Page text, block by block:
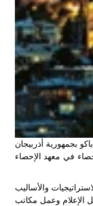
بجمهورية أذربيجان
في معهد الإحصاء
والاستراتيجيات والأساليب
الإعلام وعمل مكاتب